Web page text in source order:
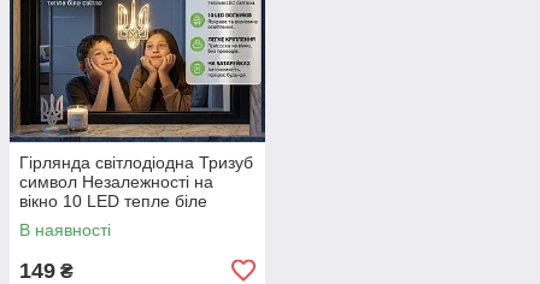
Гірлянда світлодіодна Тризуб
символ Незалежності на
вікно 10 LED тепле біле
світло на присосці
В наявності
149 ₴